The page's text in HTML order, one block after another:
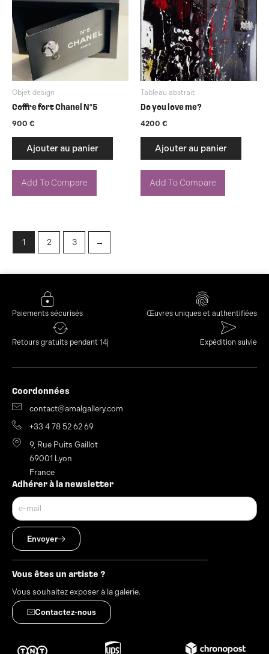
Objet design
Coffre fort Chanel N°5
900 €
Ajouter au panier
Add To Compare
Tableau abstrait
Do you love me?
4200 €
Ajouter au panier
Add To Compare
1 2 3 →
Paiements sécurisés Œuvres uniques et authentifiées
Retours gratuits pendant 14j Expédition suivie
Coordonnées
contact@amalgallery.com
+33 4 78 52 62 69
9, Rue Puits Gaillot
69001 Lyon
France
Adhérer à la newsletter
Envoyer
Vous êtes un artiste ?
Vous souhaitez exposer à la galerie.
Contactez-nous